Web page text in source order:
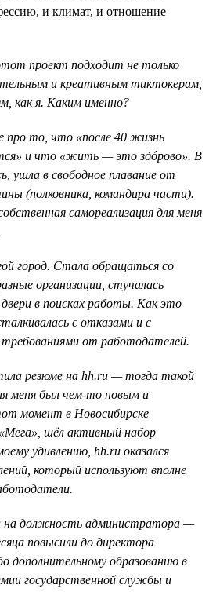
и климат, и отношение
проект подходит не только
и креативным тиктокерам,
как я. Каким именно?
про то, что «после 40 жизнь
и что «жить — это здóрово». В
ушла в свободное плавание от
(полковника, командира части).
самореализация для меня
город. Стала обращаться со
организации, стучалась
двери в поисках работы. Как это
с отказами и с
от работодателей.
резюме на hh.ru — тогда такой
меня был чем-то новым и
момент в Новосибирске
шёл активный набор
удивлению, hh.ru оказался
который используют вполне
на должность администратора —
повысили до директора
дополнительному образованию в
государственной службы и